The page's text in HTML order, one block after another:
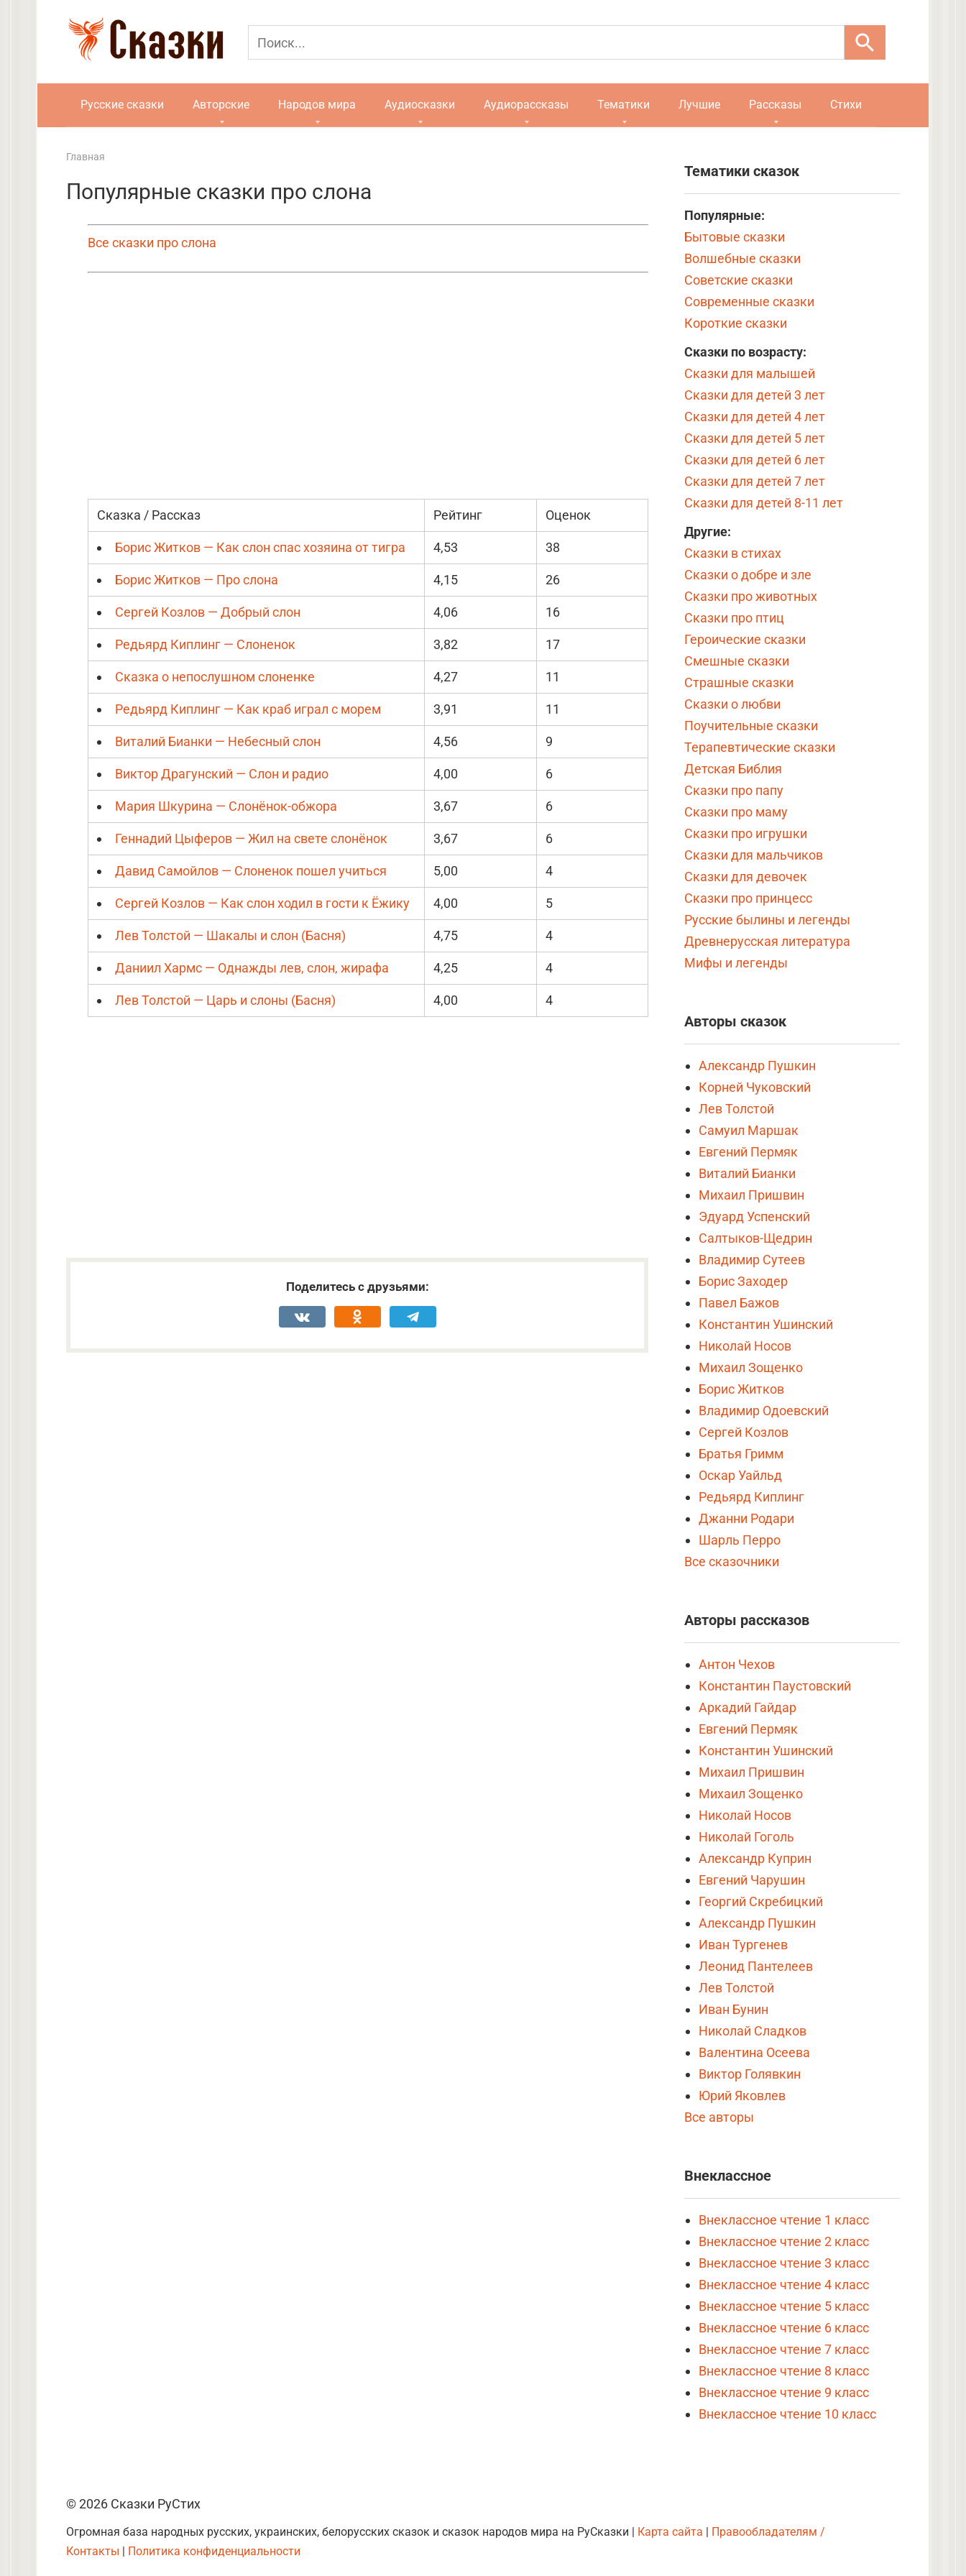
Русские сказки Авторские Народов мира Аудиосказки Аудиорассказы Тематики Лучшие Рассказы Стихи
Главная
Популярные сказки про слона
Все сказки про слона
Сказка / Рассказ Рейтинг Оценок
Борис Житков — Как слон спас хозяина от тигра 4,53 38
Борис Житков — Про слона 4,15 26
Сергей Козлов — Добрый слон 4,06 16
Редьярд Киплинг — Слоненок 3,82 17
Сказка о непослушном слоненке 4,27 11
Редьярд Киплинг — Как краб играл с морем 3,91 11
Виталий Бианки — Небесный слон 4,56 9
Виктор Драгунский — Слон и радио 4,00 6
Мария Шкурина — Слонёнок-обжора 3,67 6
Геннадий Цыферов — Жил на свете слонёнок 3,67 6
Давид Самойлов — Слоненок пошел учиться 5,00 4
Сергей Козлов — Как слон ходил в гости к Ёжику 4,00 5
Лев Толстой — Шакалы и слон (Басня) 4,75 4
Даниил Хармс — Однажды лев, слон, жирафа 4,25 4
Лев Толстой — Царь и слоны (Басня) 4,00 4
Поделитесь с друзьями:
Тематики сказок
Популярные:
Бытовые сказки
Волшебные сказки
Советские сказки
Современные сказки
Короткие сказки
Сказки по возрасту:
Сказки для малышей
Сказки для детей 3 лет
Сказки для детей 4 лет
Сказки для детей 5 лет
Сказки для детей 6 лет
Сказки для детей 7 лет
Сказки для детей 8-11 лет
Другие:
Сказки в стихах
Сказки о добре и зле
Сказки про животных
Сказки про птиц
Героические сказки
Смешные сказки
Страшные сказки
Сказки о любви
Поучительные сказки
Терапевтические сказки
Детская Библия
Сказки про папу
Сказки про маму
Сказки про игрушки
Сказки для мальчиков
Сказки для девочек
Сказки про принцесс
Русские былины и легенды
Древнерусская литература
Мифы и легенды
Авторы сказок
Александр Пушкин
Корней Чуковский
Лев Толстой
Самуил Маршак
Евгений Пермяк
Виталий Бианки
Михаил Пришвин
Эдуард Успенский
Салтыков-Щедрин
Владимир Сутеев
Борис Заходер
Павел Бажов
Константин Ушинский
Николай Носов
Михаил Зощенко
Борис Житков
Владимир Одоевский
Сергей Козлов
Братья Гримм
Оскар Уайльд
Редьярд Киплинг
Джанни Родари
Шарль Перро
Все сказочники
Авторы рассказов
Антон Чехов
Константин Паустовский
Аркадий Гайдар
Евгений Пермяк
Константин Ушинский
Михаил Пришвин
Михаил Зощенко
Николай Носов
Николай Гоголь
Александр Куприн
Евгений Чарушин
Георгий Скребицкий
Александр Пушкин
Иван Тургенев
Леонид Пантелеев
Лев Толстой
Иван Бунин
Николай Сладков
Валентина Осеева
Виктор Голявкин
Юрий Яковлев
Все авторы
Внеклассное
Внеклассное чтение 1 класс
Внеклассное чтение 2 класс
Внеклассное чтение 3 класс
Внеклассное чтение 4 класс
Внеклассное чтение 5 класс
Внеклассное чтение 6 класс
Внеклассное чтение 7 класс
Внеклассное чтение 8 класс
Внеклассное чтение 9 класс
Внеклассное чтение 10 класс
© 2026 Сказки РуСтих
Огромная база народных русских, украинских, белорусских сказок и сказок народов мира на РуСказки | Карта сайта | Правообладателям /
Контакты | Политика конфиденциальности